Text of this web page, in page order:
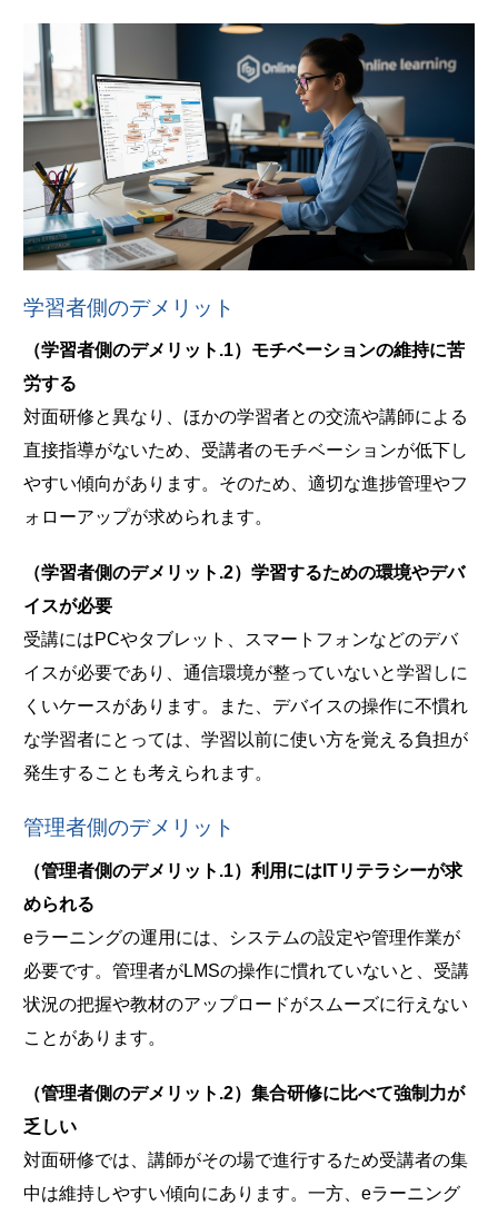
学習者側のデメリット
（学習者側のデメリット.1）モチベーションの維持に苦
労する
対面研修と異なり、ほかの学習者との交流や講師による
直接指導がないため、受講者のモチベーションが低下し
やすい傾向があります。そのため、適切な進捗管理やフ
ォローアップが求められます。
（学習者側のデメリット.2）学習するための環境やデバ
イスが必要
受講にはPCやタブレット、スマートフォンなどのデバ
イスが必要であり、通信環境が整っていないと学習しに
くいケースがあります。また、デバイスの操作に不慣れ
な学習者にとっては、学習以前に使い方を覚える負担が
発生することも考えられます。
管理者側のデメリット
（管理者側のデメリット.1）利用にはITリテラシーが求
められる
eラーニングの運用には、システムの設定や管理作業が
必要です。管理者がLMSの操作に慣れていないと、受講
状況の把握や教材のアップロードがスムーズに行えない
ことがあります。
（管理者側のデメリット.2）集合研修に比べて強制力が
乏しい
対面研修では、講師がその場で進行するため受講者の集
中は維持しやすい傾向にあります。一方、eラーニング